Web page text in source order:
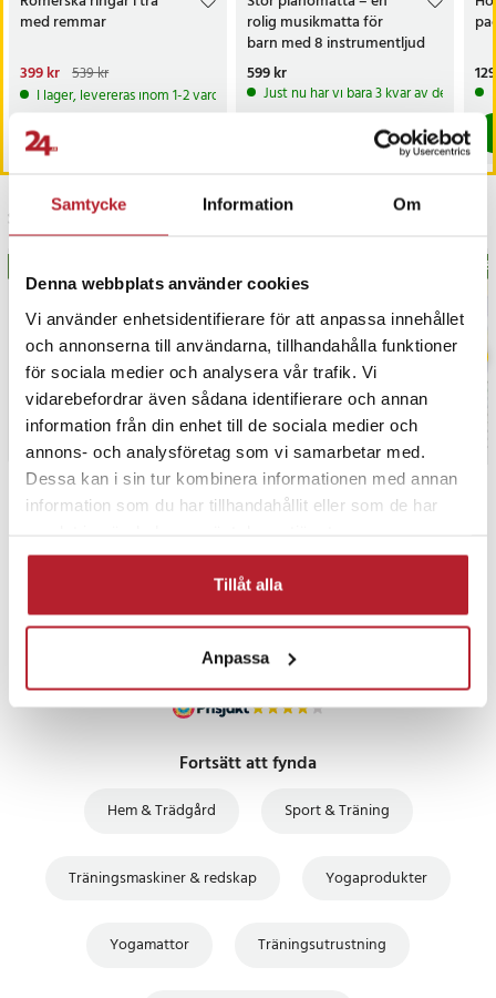
Samtycke Information Om
Denna webbplats använder cookies
Vi använder enhetsidentifierare för att anpassa innehållet
och annonserna till användarna, tillhandahålla funktioner
för sociala medier och analysera vår trafik. Vi
vidarebefordrar även sådana identifierare och annan
information från din enhet till de sociala medier och
annons- och analysföretag som vi samarbetar med.
Dessa kan i sin tur kombinera informationen med annan
information som du har tillhandahållit eller som de har
Tillåt alla
Anpassa
med remmar
Nuvarande pris
399 krTidigare pris:539 kr
399 kr 539 kr
I lager, levereras inom 1-2 vardagar
rolig musikmatta för
barn med 8 instrumentljud
och inspelningsfunktion
Pris:599 kr
599 kr
Just nu har vi bara 3 kvar av denna
Senast besökta
PRISGARANTI
UTFÖRSÄLJNING
Fortsätt att fynda
Hem & Trädgård Sport & Träning
Träningsmaskiner & redskap Yogaprodukter
Yogamattor Träningsutrustning